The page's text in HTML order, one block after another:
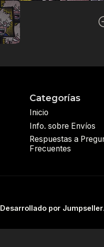
Categorías
Inicio
Info. sobre Envíos
Respuestas a
Frecuentes
Desarrollado por Jumpseller.